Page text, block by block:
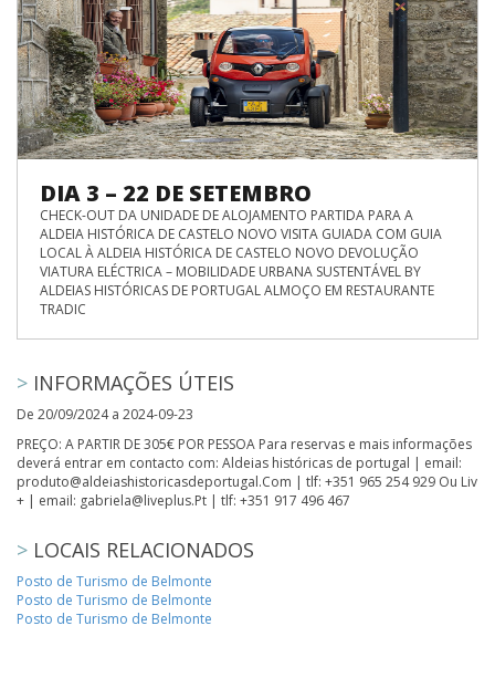
DIA 3 – 22 DE SETEMBRO
CHECK-OUT DA UNIDADE DE ALOJAMENTO PARTIDA PARA A
ALDEIA HISTÓRICA DE CASTELO NOVO VISITA GUIADA COM GUIA
LOCAL À ALDEIA HISTÓRICA DE CASTELO NOVO DEVOLUÇÃO
VIATURA ELÉCTRICA – MOBILIDADE URBANA SUSTENTÁVEL BY
ALDEIAS HISTÓRICAS DE PORTUGAL ALMOÇO EM RESTAURANTE
TRADIC
> INFORMAÇÕES ÚTEIS
De 20/09/2024 a 2024-09-23
PREÇO: A PARTIR DE 305€ POR PESSOA Para reservas e mais informações
deverá entrar em contacto com: Aldeias históricas de portugal | email:
produto@aldeiashistoricasdeportugal.Com | tlf: +351 965 254 929 Ou Liv
+ | email: gabriela@liveplus.Pt | tlf: +351 917 496 467
> LOCAIS RELACIONADOS
Posto de Turismo de Belmonte
Posto de Turismo de Belmonte
Posto de Turismo de Belmonte